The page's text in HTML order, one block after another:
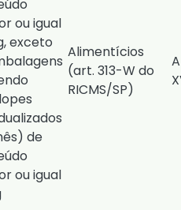
ou igual
exceto
de
ou igual
Alimentícios
(art. 313-W do
RICMS/SP)